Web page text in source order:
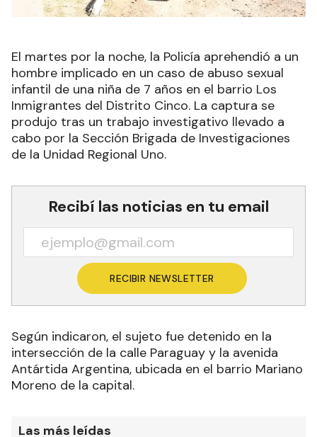
El martes por la noche, la Policía aprehendió a un
hombre implicado en un caso de abuso sexual
infantil de una niña de 7 años en el barrio Los
Inmigrantes del Distrito Cinco. La captura se
produjo tras un trabajo investigativo llevado a
cabo por la Sección Brigada de Investigaciones
de la Unidad Regional Uno.
Recibí las noticias en tu email
RECIBIR NEWSLETTER
Según indicaron, el sujeto fue detenido en la
intersección de la calle Paraguay y la avenida
Antártida Argentina, ubicada en el barrio Mariano
Moreno de la capital.
Las más leídas